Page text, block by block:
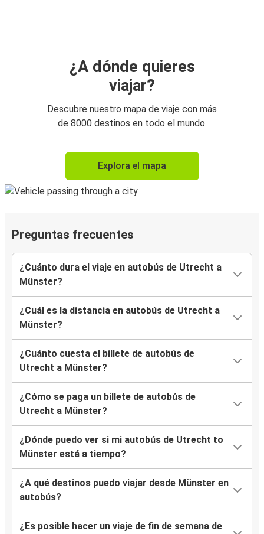
¿A dónde quieres
viajar?
Descubre nuestro mapa de viaje con más
de 8000 destinos en todo el mundo.
Explora el mapa
Preguntas frecuentes
¿Cuánto dura el viaje en autobús de Utrecht a
Münster?
¿Cuál es la distancia en autobús de Utrecht a
Münster?
¿Cuánto cuesta el billete de autobús de
Utrecht a Münster?
¿Cómo se paga un billete de autobús de
Utrecht a Münster?
¿Dónde puedo ver si mi autobús de Utrecht to
Münster está a tiempo?
¿A qué destinos puedo viajar desde Münster en
autobús?
¿Es posible hacer un viaje de fin de semana de